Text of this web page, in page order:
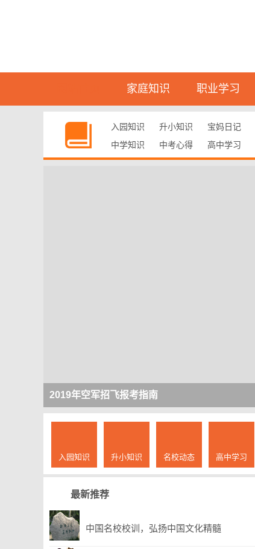
家庭知识 职业学习
入园知识 升小知识 宝妈日记
中学知识
中考心得 高中学习
2019年空军招飞报考指南
入园知识 升小知识 名校动态 高中学习
最新推荐
中国名校校训，弘扬中国文化精髓